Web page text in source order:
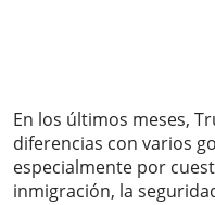
En los últimos meses,
diferencias con varios
especialmente por
inmigración, la